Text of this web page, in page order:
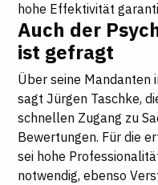
hohe Effektivität
Auch der
ist gefragt
Über seine Mandanten
sagt Jürgen Taschke,
schnellen Zugang zu
Bewertungen. Für die
sei hohe
notwendig, ebenso